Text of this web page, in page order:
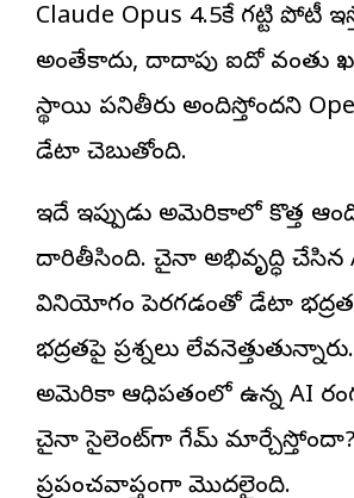
Claude Opus 4.5కే గట్టి పోటీ
అంతేకాదు, దాదాపు ఐదో వంతు
స్థాయి పనితీరు అందిస్తోందని
డేటా చెబుతోంది.
ఇదే ఇప్పుడు అమెరికాలో కొత్త
దారితీసింది. చైనా అభివృద్ధి చేసిన
వినియోగం పెరగడంతో డేటా
భద్రతపై ప్రశ్నలు
అమెరికా ఆధిపత్యంలో ఉన్న AI
చైనా సైలెంట్‌గా గేమ్ మార్చేస్తోందా?
ప్రపంచవ్యాప్తంగా మొదలైంది.